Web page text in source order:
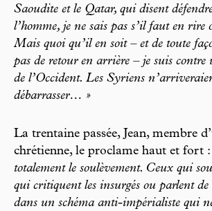
Saoudite et le Qatar, qui disent
l’homme, je ne sais pas s’il faut en rire
Mais quoi qu’il en soit – et de toute
pas de retour en arrière – je suis
de l’Occident. Les Syriens
débarrasser… »
La trentaine passée, Jean, membre
chrétienne, le proclame haut et fort :
totalement le soulèvement. Ceux qui
qui critiquent les insurgés ou parlent de
dans un schéma anti-impérialiste qui